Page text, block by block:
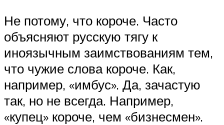
Не потому, что короче. Часто
объясняют русскую тягу к
иноязычным заимствованиям тем,
что чужие слова короче. Как,
например, «имбус». Да, зачастую
так, но не всегда. Например,
«купец» короче, чем «бизнесмен».